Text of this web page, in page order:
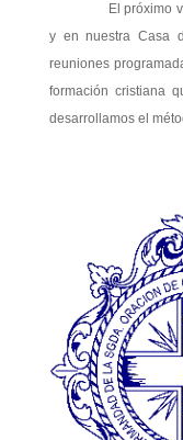
El próximo
y en nuestra Casa
reuniones
formación cristiana
desarrollamos el